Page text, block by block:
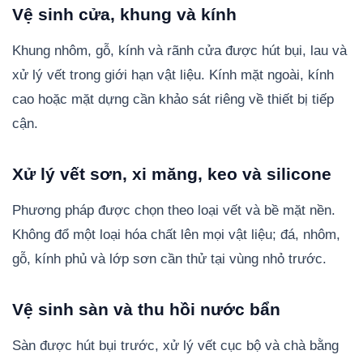
Vệ sinh cửa, khung và kính
Khung nhôm, gỗ, kính và rãnh cửa được hút bụi, lau và
xử lý vết trong giới hạn vật liệu. Kính mặt ngoài, kính
cao hoặc mặt dựng cần khảo sát riêng về thiết bị tiếp
cận.
Xử lý vết sơn, xi măng, keo và silicone
Phương pháp được chọn theo loại vết và bề mặt nền.
Không đổ một loại hóa chất lên mọi vật liệu; đá, nhôm,
gỗ, kính phủ và lớp sơn cần thử tại vùng nhỏ trước.
Vệ sinh sàn và thu hồi nước bẩn
Sàn được hút bụi trước, xử lý vết cục bộ và chà bằng